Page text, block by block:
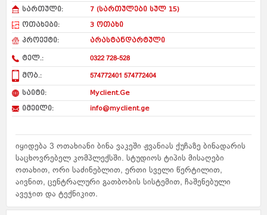
სართული:
7 (სართულები სულ 15)
ოთახები:
3 ოთახი
პროექტი:
არასტანდარტული
ტელ.: 0322 728-528
მობ.: 574772401 574772404
საიტი:
Myclient.Ge
იმეილი:
info@myclient.ge
იყიდება 3 ოთახიანი ბინა ვაკეში ჟვანიას ქუჩაზე ბინადარის
საცხოვრებელ კომპლექსში. სტუდიოს ტიპის მისაღები
ოთახით, ორი საძინებლით, ერთი სველი წერტილით,
აივნით, ცენტრალური გათბობის სისტემით, ჩაშენებული
ავეჯით და ტექნიკით.